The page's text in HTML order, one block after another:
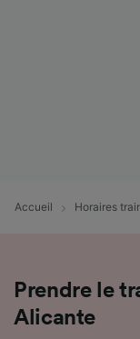
Accueil Horaires
Prendre le
Alicante